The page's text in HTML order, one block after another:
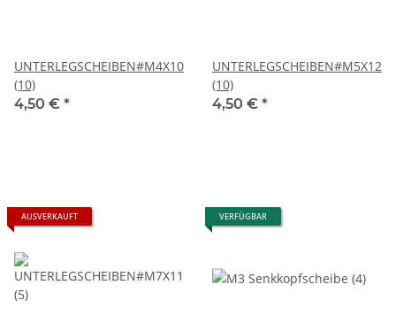
UNTERLEGSCHEIBEN#M4X10X0.8
(10)
4,50 € *
(10)
4,50 € *
AUSVERKAUFT VERFÜGBAR